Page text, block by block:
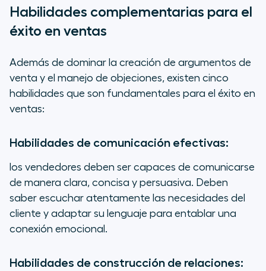
Habilidades complementarias para el
éxito en ventas
Además de dominar la creación de argumentos de
venta y el manejo de objeciones, existen cinco
habilidades que son fundamentales para el éxito en
ventas:
Habilidades de comunicación efectivas:
los vendedores deben ser capaces de comunicarse
de manera clara, concisa y persuasiva. Deben
saber escuchar atentamente las necesidades del
cliente y adaptar su lenguaje para entablar una
conexión emocional.
Habilidades de construcción de relaciones: